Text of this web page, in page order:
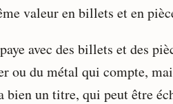
valeur en billets et en
avec des billets et des
ou du métal qui compte,
bien un titre, qui peut être